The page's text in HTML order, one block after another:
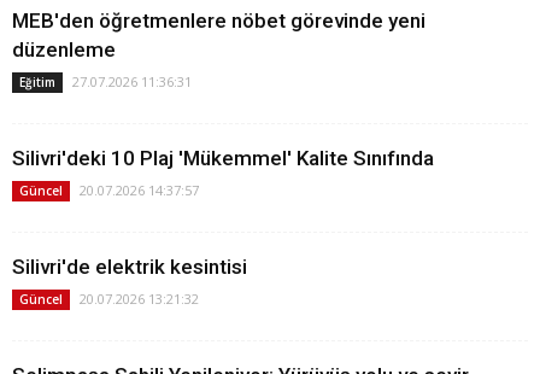
MEB'den öğretmenlere nöbet görevinde yeni
düzenleme
Eğitim 27.07.2026 11:36:31
Silivri'deki 10 Plaj 'Mükemmel' Kalite Sınıfında
Güncel 20.07.2026 14:37:57
Silivri'de elektrik kesintisi
Güncel 20.07.2026 13:21:32